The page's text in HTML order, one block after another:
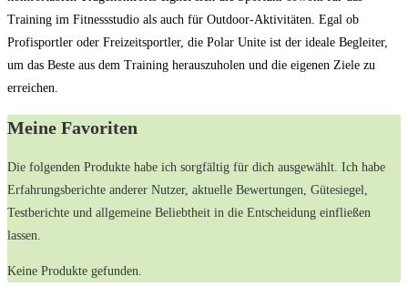
Training im Fitnessstudio als auch für Outdoor-Aktivitäten. Egal ob
Profisportler oder Freizeitsportler, die Polar Unite ist der ideale Begleiter,
um das Beste aus dem Training herauszuholen und die eigenen Ziele zu
erreichen.
Meine Favoriten
Die folgenden ‌Produkte‌ habe⁣ ich sorgfältig für dich ausgewählt. Ich habe
Erfahrungsberichte anderer Nutzer, aktuelle Bewertungen, Gütesiegel,
Testberichte und allgemeine ⁢Beliebtheit‍ in ​die Entscheidung einfließen
lassen.
Keine Produkte gefunden.